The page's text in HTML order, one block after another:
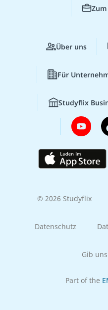
Über uns
Für
Studyflix
© 2026 Studyflix
Datenschutz
Gib
Part of the